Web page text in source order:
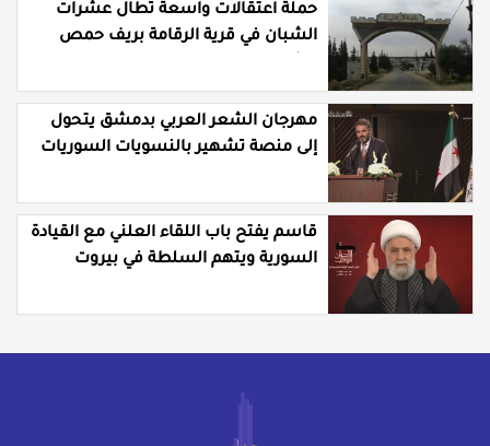
حملة اعتقالات واسعة تطال عشرات
الشبان في قرية الرقامة بريف حمص
مهرجان الشعر العربي بدمشق يتحول
إلى منصة تشهير بالنسويات السوريات
قاسم يفتح باب اللقاء العلني مع القيادة
السورية ويتهم السلطة في بيروت